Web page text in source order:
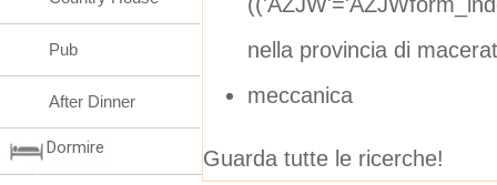
nella provincia di
meccanica
Guarda tutte le ricerche!
Pub
After Dinner
Dormire